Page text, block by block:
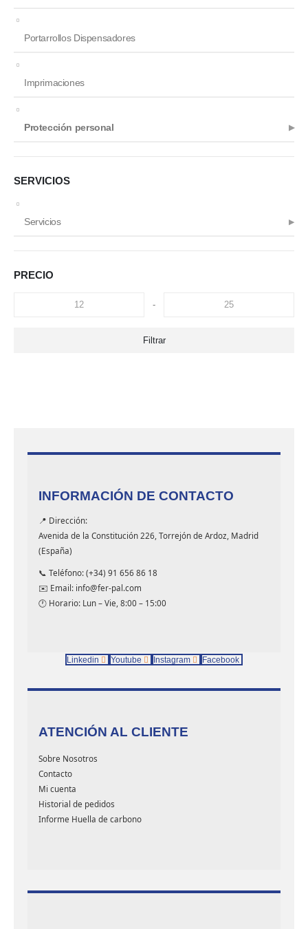
Portarrollos Dispensadores
Imprimaciones
Protección personal
SERVICIOS
Servicios
PRECIO
-
Filtrar
INFORMACIÓN DE CONTACTO
📍 Dirección:
Avenida de la Constitución 226, Torrejón de Ardoz, Madrid
(España)
📞 Teléfono: (+34) 91 656 86 18
✉️ Email: info@fer-pal.com
🕐 Horario: Lun – Vie, 8:00 – 15:00
Linkedin Youtube Instagram Facebook
ATENCIÓN AL CLIENTE
Sobre Nosotros
Contacto
Mi cuenta
Historial de pedidos
Informe Huella de carbono